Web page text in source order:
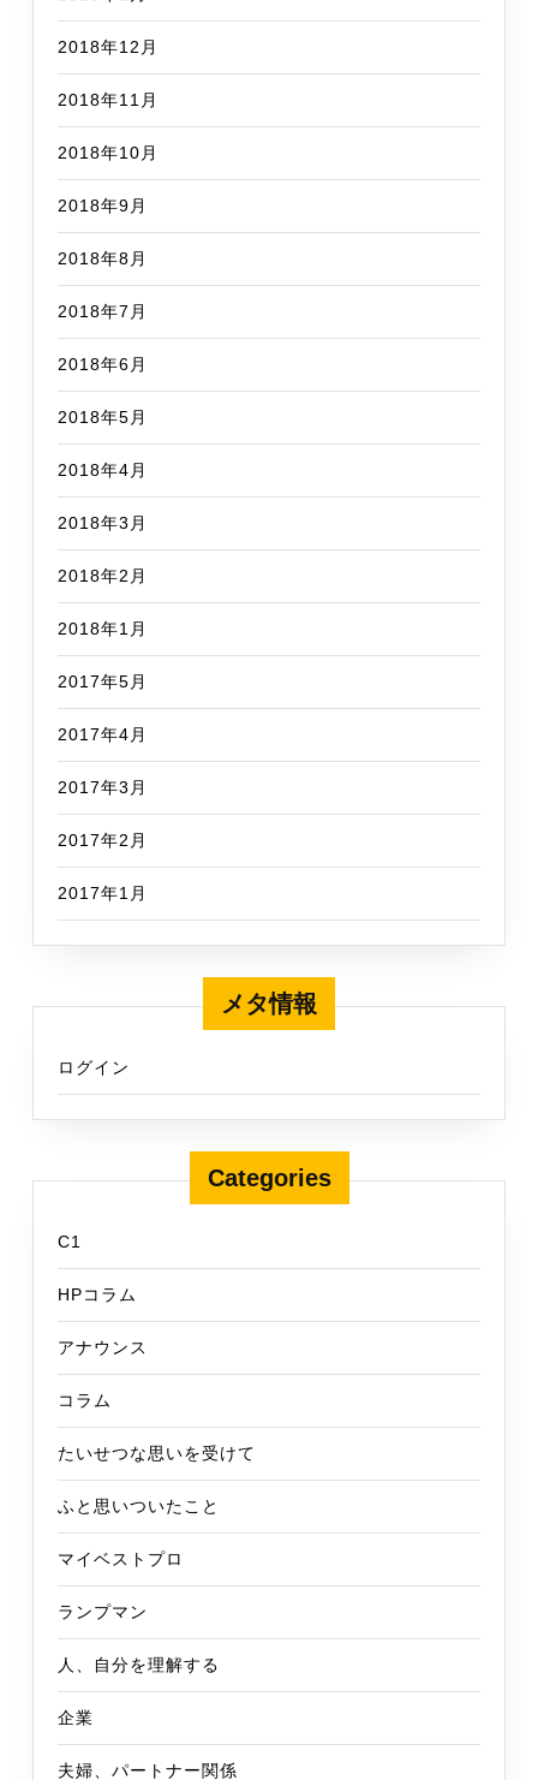
2018年12月
2018年11月
2018年10月
2018年9月
2018年8月
2018年7月
2018年6月
2018年5月
2018年4月
2018年3月
2018年2月
2018年1月
2017年5月
2017年4月
2017年3月
2017年2月
2017年1月
メタ情報
ログイン
Categories
C1
HPコラム
アナウンス
コラム
たいせつな思いを受けて
ふと思いついたこと
マイベストプロ
ランプマン
人、自分を理解する
企業
夫婦、パートナー関係